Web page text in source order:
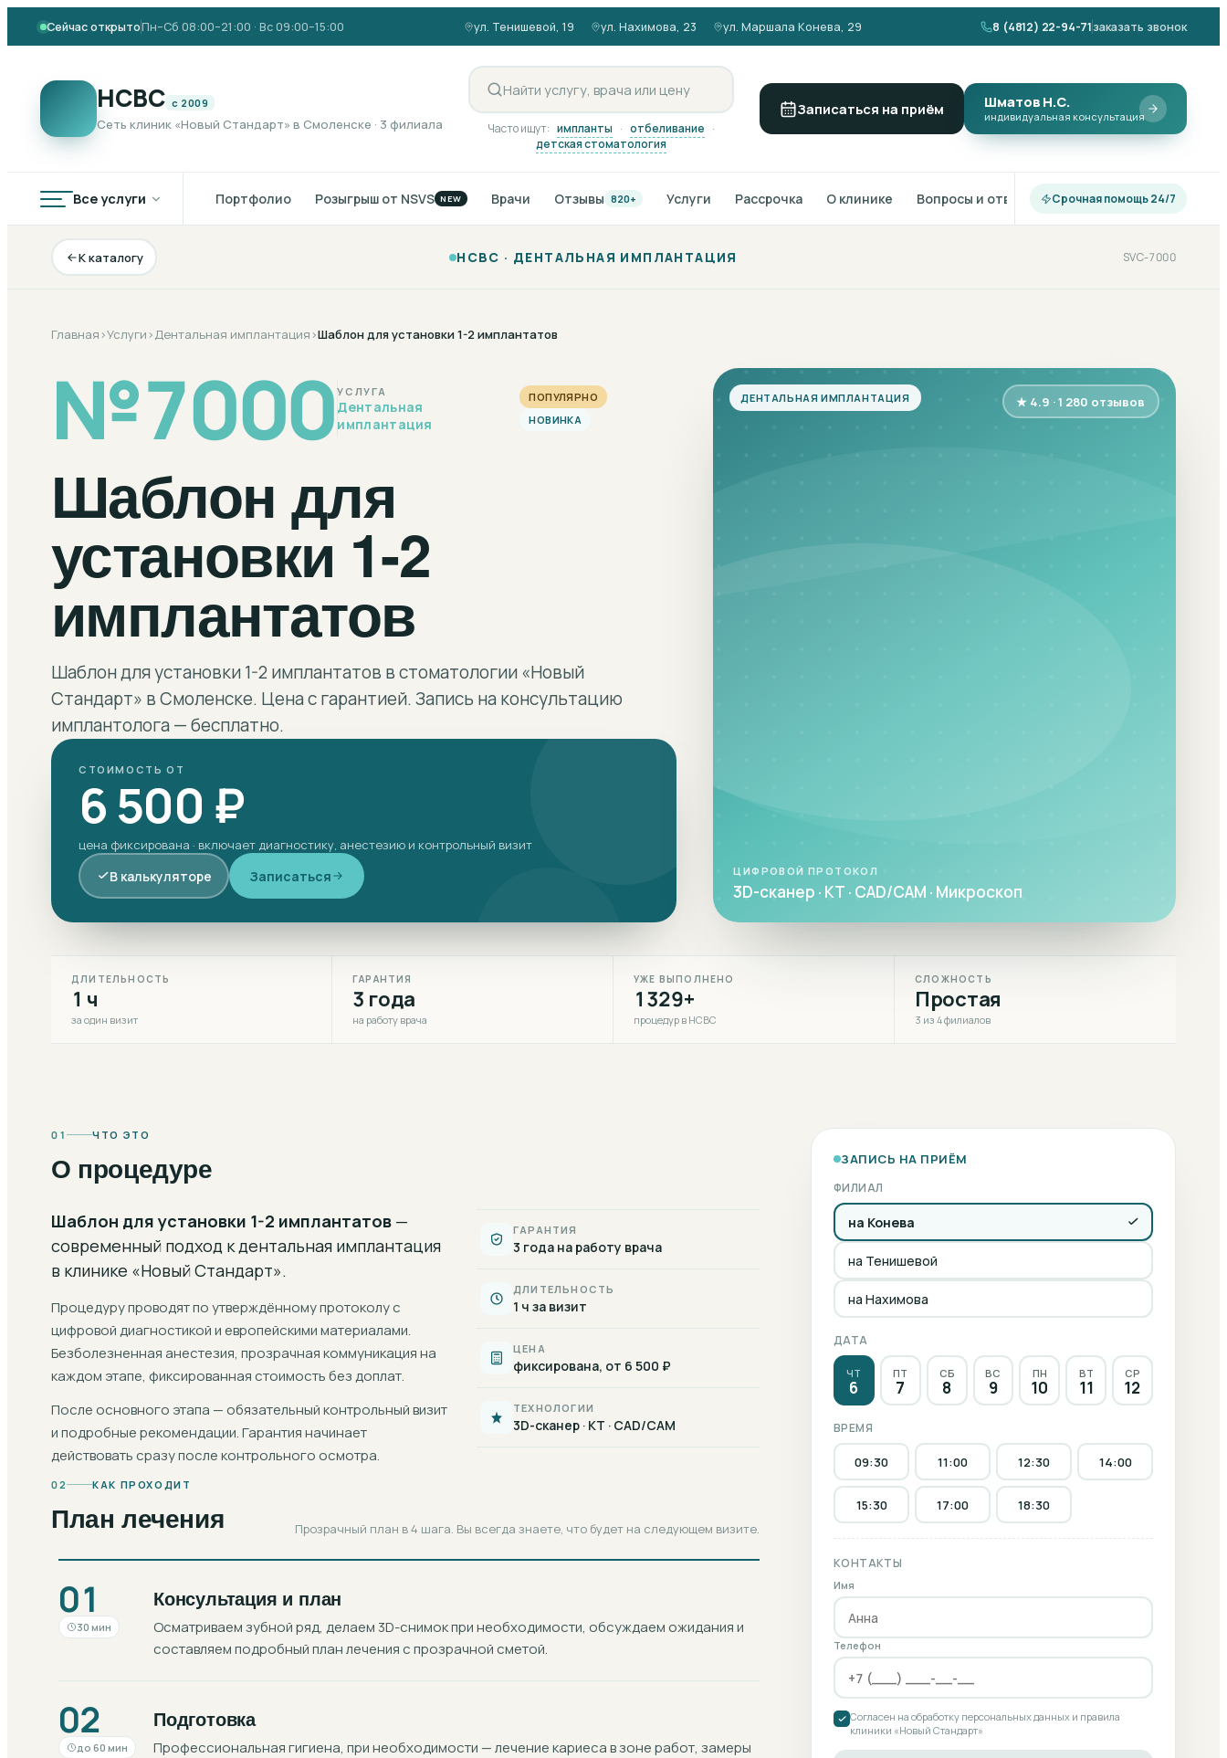
Сейчас открытоПн–Сб 08:00–21:00 · Вс 09:00–15:00 ул. Тенишевой, 19 ул. Нахимова, 23 ул. Маршала Конева, 29 8 (4812) 22-94-71заказать звонок
НСВС с 2009
Сеть клиник «Новый Стандарт» в Смоленске · 3 филиала Часто ищут: импланты · отбеливание ·
детская стоматология
Записаться на приём Шматов Н.С.
индивидуальная консультация
Все услуги Портфолио Розыгрыш от NSVS NEW Врачи Отзывы 820+ Услуги Рассрочка О клинике Вопросы и ответы Срочная помощь 24/7
К каталогу НСВС · ДЕНТАЛЬНАЯ ИМПЛАНТАЦИЯ SVC-7000
Главная›Услуги›Дентальная имплантация›Шаблон для установки 1-2 имплантатов
№7000 УСЛУГА
Дентальная
имплантация
ПОПУЛЯРНО
НОВИНКА
Шаблон для
установки 1-2
имплантатов
Шаблон для установки 1-2 имплантатов в стоматологии «Новый
Стандарт» в Смоленске. Цена с гарантией. Запись на консультацию
имплантолога — бесплатно.
СТОИМОСТЬ ОТ
6 500 ₽
цена фиксирована · включает диагностику, анестезию и контрольный визит
В калькуляторе Записаться
ДЕНТАЛЬНАЯ ИМПЛАНТАЦИЯ ★ 4.9 · 1 280 отзывов
ЦИФРОВОЙ ПРОТОКОЛ
3D-сканер · КТ · CAD/CAM · Микроскоп
ДЛИТЕЛЬНОСТЬ
1 ч
за один визит
ГАРАНТИЯ
3 года
на работу врача
УЖЕ ВЫПОЛНЕНО
1329+
процедур в НСВС
СЛОЖНОСТЬ
Простая
3 из 4 филиалов
01 ЧТО ЭТО
О процедуре
Шаблон для установки 1-2 имплантатов —
современный подход кдентальная имплантация
в клинике «Новый Стандарт».
Процедуру проводят по утверждённому протоколу с
цифровой диагностикой и европейскими материалами.
Безболезненная анестезия, прозрачная коммуникация на
каждом этапе, фиксированная стоимость без доплат.
После основного этапа — обязательный контрольный визит
и подробные рекомендации. Гарантия начинает
действовать сразу после контрольного осмотра.
ГАРАНТИЯ
3 года на работу врача
ДЛИТЕЛЬНОСТЬ
1 ч за визит
ЦЕНА
фиксирована, от 6 500 ₽
ТЕХНОЛОГИИ
3D-сканер · КТ · CAD/CAM
02 КАК ПРОХОДИТ
План лечения Прозрачный план в 4 шага. Вы всегда знаете, что будет на следующем визите.
01
30 мин
Консультация и план
Осматриваем зубной ряд, делаем 3D-снимок при необходимости, обсуждаем ожидания и
составляем подробный план лечения с прозрачной сметой.
02
до 60 мин
Подготовка
Профессиональная гигиена, при необходимости — лечение кариеса в зоне работ, замеры
ЗАПИСЬ НА ПРИЁМ
ФИЛИАЛ
на Конева
на Тенишевой
на Нахимова
ДАТА
ЧТ
6
ПТ
7
СБ
8
ВС
9
ПН
10
ВТ
11
СР
12
ВРЕМЯ
09:30 11:00 12:30 14:00
15:30 17:00 18:30
КОНТАКТЫ
Имя
Телефон
Согласен на обработку персональных данных и правила
клиники «Новый Стандарт»